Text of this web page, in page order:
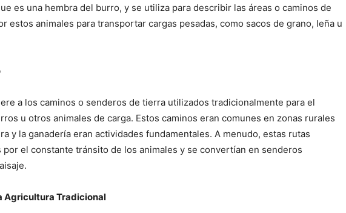
es una hembra del burro, y se utiliza para describir las áreas o caminos de
estos animales para transportar cargas pesadas, como sacos de grano, leña u
a los caminos o senderos de tierra utilizados tradicionalmente para el
u otros animales de carga. Estos caminos eran comunes en zonas rurales
y la ganadería eran actividades fundamentales. A menudo, estas rutas
por el constante tránsito de los animales y se convertían en senderos
Agricultura Tradicional